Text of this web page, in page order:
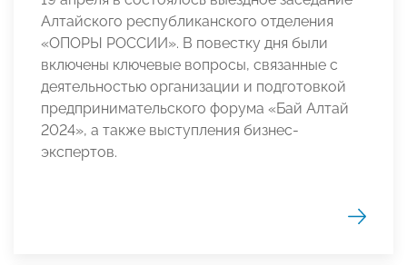
Алтайского республиканского отделения
«ОПОРЫ РОССИИ». В повестку дня были
включены ключевые вопросы, связанные с
деятельностью организации и подготовкой
предпринимательского форума «Бай Алтай
2024», а также выступления бизнес-
экспертов.